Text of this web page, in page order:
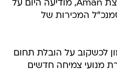
חברת SecureNet מקבוצת Aman, מודיעה היום על
המכירות של
לכשקוב על הובלת תחום
מנועי צמיחה חדשים